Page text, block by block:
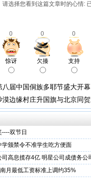
请选择您看到这篇文章时的心情:
0 0 0
惊讶 欠揍 支持
八届中国侗族多耶节盛大开
漠边缘村庄升国旗与北京同
双节日
学颁禁令不准学生吃方便面
高息揽存4亿 明星公司成债务公
南月最低工资标准上调约35%